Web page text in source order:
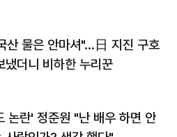
산 물은 안마셔"…日 지진 구호
냈더니 비하한 누리꾼
논란' 정준원 "난 배우 하면 안